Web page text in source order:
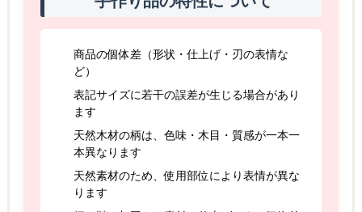
商品の個体差（形状・仕上げ・刃の表情な
ど）
表記サイズに若干の誤差が生じる場合があり
ます
天然木材の柄は、色味・木目・質感が一本一
本異なります
天然素材のため、使用部位により表情が異な
ります